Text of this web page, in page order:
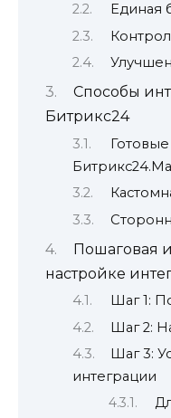
Единая
Способы
Битрикс24
Пошаговая
настройке
Шаг 1:
Шаг 2:
Шаг 3:
интеграции